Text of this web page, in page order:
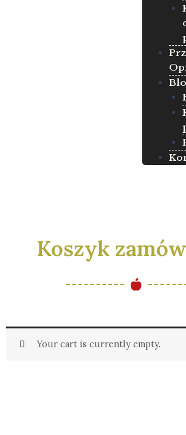
Koszyk
Your cart is currently empty.